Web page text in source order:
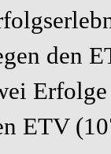
den
ETV